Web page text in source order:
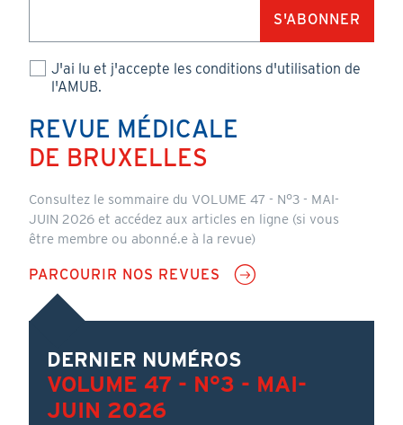
J'ai lu et j'accepte les conditions d'utilisation de
l'AMUB.
REVUE MÉDICALE
DE BRUXELLES
Consultez le sommaire du VOLUME 47 - N°3 - MAI-
JUIN 2026 et accédez aux articles en ligne (si vous
être membre ou abonné.e à la revue)
PARCOURIR NOS REVUES
DERNIER NUMÉROS
VOLUME 47 - N°3 - MAI-
JUIN 2026